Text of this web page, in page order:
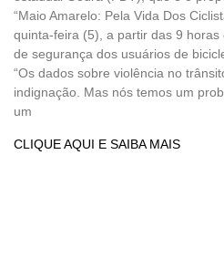
“Maio Amarelo: Pela Vida Dos
quinta-feira (5), a partir das 9
de segurança dos usuários de
“Os dados sobre violência no
indignação. Mas nós temos um
um
CLIQUE AQUI E SAIBA MAIS